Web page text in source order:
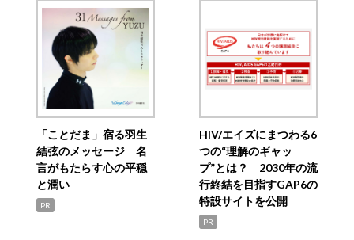
「ことだま」宿る羽生
結弦のメッセージ 名
言がもたらす心の平穏
と潤い
PR
HIV/エイズにまつわる6
つの“理解のギャッ
プ”とは？ 2030年の流
行終結を目指すGAP6の
特設サイトを公開
PR